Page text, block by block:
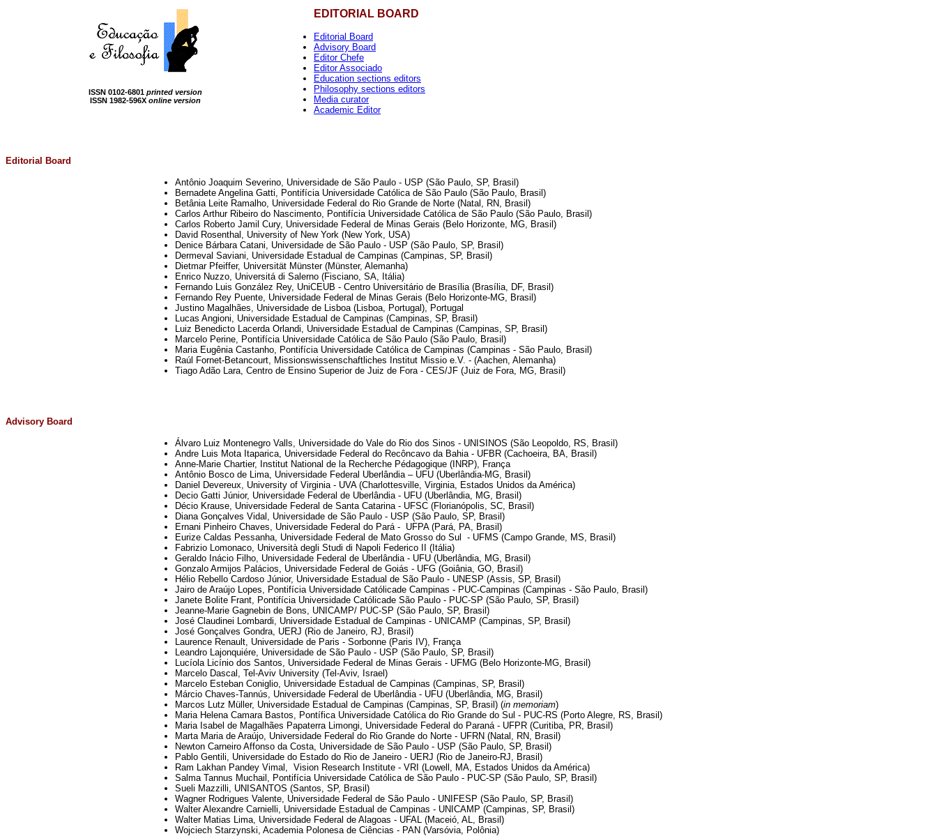
ISSN 0102-6801 printed version
ISSN 1982-596X online version
EDITORIAL BOARD
Editorial Board
Advisory Board
Editor Chefe
Editor Associado
Education sections editors
Philosophy sections editors
Media curator
Academic Editor
Editorial Board
Antônio Joaquim Severino, Universidade de São Paulo - USP (São Paulo, SP, Brasil)
Bernadete Angelina Gatti, Pontifícia Universidade Católica de São Paulo (São Paulo, Brasil)
Betânia Leite Ramalho, Universidade Federal do Rio Grande de Norte (Natal, RN, Brasil)
Carlos Arthur Ribeiro do Nascimento, Pontifícia Universidade Católica de São Paulo (São Paulo, Brasil)
Carlos Roberto Jamil Cury, Universidade Federal de Minas Gerais (Belo Horizonte, MG, Brasil)
David Rosenthal, University of New York (New York, USA)
Denice Bárbara Catani, Universidade de São Paulo - USP (São Paulo, SP, Brasil)
Dermeval Saviani, Universidade Estadual de Campinas (Campinas, SP, Brasil)
Dietmar Pfeiffer, Universität Münster (Münster, Alemanha)
Enrico Nuzzo, Universitá di Salerno (Fisciano, SA, Itália)
Fernando Luis González Rey, UniCEUB - Centro Universitário de Brasília (Brasília, DF, Brasil)
Fernando Rey Puente, Universidade Federal de Minas Gerais (Belo Horizonte-MG, Brasil)
Justino Magalhães, Universidade de Lisboa (Lisboa, Portugal), Portugal
Lucas Angioni, Universidade Estadual de Campinas (Campinas, SP, Brasil)
Luiz Benedicto Lacerda Orlandi, Universidade Estadual de Campinas (Campinas, SP, Brasil)
Marcelo Perine, Pontifícia Universidade Católica de São Paulo (São Paulo, Brasil)
Maria Eugênia Castanho, Pontifícia Universidade Católica de Campinas (Campinas - São Paulo, Brasil)
Raúl Fornet-Betancourt, Missionswissenschaftliches Institut Missio e.V. - (Aachen, Alemanha)
Tiago Adão Lara, Centro de Ensino Superior de Juiz de Fora - CES/JF (Juiz de Fora, MG, Brasil)
Advisory Board
Álvaro Luiz Montenegro Valls, Universidade do Vale do Rio dos Sinos - UNISINOS (São Leopoldo, RS, Brasil)
Andre Luis Mota Itaparica, Universidade Federal do Recôncavo da Bahia - UFBR (Cachoeira, BA, Brasil)
Anne-Marie Chartier, Institut National de la Recherche Pédagogique (INRP), França
Antônio Bosco de Lima, Universidade Federal Uberlândia – UFU (Uberlândia-MG, Brasil)
Daniel Devereux, University of Virginia - UVA (Charlottesville, Virginia, Estados Unidos da América)
Decio Gatti Júnior, Universidade Federal de Uberlândia - UFU (Uberlândia, MG, Brasil)
Décio Krause, Universidade Federal de Santa Catarina - UFSC (Florianópolis, SC, Brasil)
Diana Gonçalves Vidal, Universidade de São Paulo - USP (São Paulo, SP, Brasil)
Ernani Pinheiro Chaves, Universidade Federal do Pará - UFPA (Pará, PA, Brasil)
Eurize Caldas Pessanha, Universidade Federal de Mato Grosso do Sul - UFMS (Campo Grande, MS, Brasil)
Fabrizio Lomonaco, Università degli Studi di Napoli Federico II (Itália)
Geraldo Inácio Filho, Universidade Federal de Uberlândia - UFU (Uberlândia, MG, Brasil)
Gonzalo Armijos Palácios, Universidade Federal de Goiás - UFG (Goiânia, GO, Brasil)
Hélio Rebello Cardoso Júnior, Universidade Estadual de São Paulo - UNESP (Assis, SP, Brasil)
Jairo de Araújo Lopes, Pontifícia Universidade Católicade Campinas - PUC-Campinas (Campinas - São Paulo, Brasil)
Janete Bolite Frant, Pontifícia Universidade Católicade São Paulo - PUC-SP (São Paulo, SP, Brasil)
Jeanne-Marie Gagnebin de Bons, UNICAMP/ PUC-SP (São Paulo, SP, Brasil)
José Claudinei Lombardi, Universidade Estadual de Campinas - UNICAMP (Campinas, SP, Brasil)
José Gonçalves Gondra, UERJ (Rio de Janeiro, RJ, Brasil)
Laurence Renault, Universidade de Paris - Sorbonne (Paris IV), França
Leandro Lajonquiére, Universidade de São Paulo - USP (São Paulo, SP, Brasil)
Lucíola Licínio dos Santos, Universidade Federal de Minas Gerais - UFMG (Belo Horizonte-MG, Brasil)
Marcelo Dascal, Tel-Aviv University (Tel-Aviv, Israel)
Marcelo Esteban Coniglio, Universidade Estadual de Campinas (Campinas, SP, Brasil)
Márcio Chaves-Tannús, Universidade Federal de Uberlândia - UFU (Uberlândia, MG, Brasil)
Marcos Lutz Müller, Universidade Estadual de Campinas (Campinas, SP, Brasil) (in memoriam)
Maria Helena Camara Bastos, Pontífica Universidade Católica do Rio Grande do Sul - PUC-RS (Porto Alegre, RS, Brasil)
Maria Isabel de Magalhães Papaterra Limongi, Universidade Federal do Paraná - UFPR (Curitiba, PR, Brasil)
Marta Maria de Araújo, Universidade Federal do Rio Grande do Norte - UFRN (Natal, RN, Brasil)
Newton Carneiro Affonso da Costa, Universidade de São Paulo - USP (São Paulo, SP, Brasil)
Pablo Gentili, Universidade do Estado do Rio de Janeiro - UERJ (Rio de Janeiro-RJ, Brasil)
Ram Lakhan Pandey Vimal, Vision Research Institute - VRI (Lowell, MA, Estados Unidos da América)
Salma Tannus Muchail, Pontifícia Universidade Católica de São Paulo - PUC-SP (São Paulo, SP, Brasil)
Sueli Mazzilli, UNISANTOS (Santos, SP, Brasil)
Wagner Rodrigues Valente, Universidade Federal de São Paulo - UNIFESP (São Paulo, SP, Brasil)
Walter Alexandre Carnielli, Universidade Estadual de Campinas - UNICAMP (Campinas, SP, Brasil)
Walter Matias Lima, Universidade Federal de Alagoas - UFAL (Maceió, AL, Brasil)
Wojciech Starzynski, Academia Polonesa de Ciências - PAN (Varsóvia, Polônia)